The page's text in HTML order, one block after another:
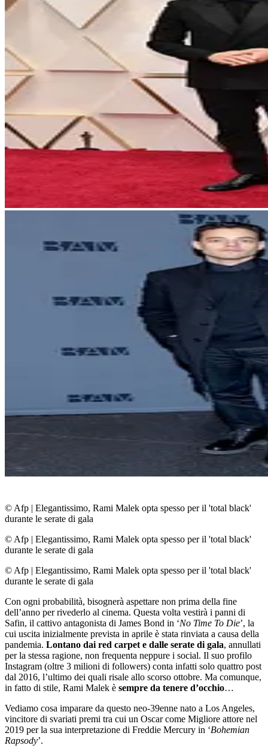
© Afp | Elegantissimo, Rami Malek opta spesso per il 'total black'
durante le serate di gala
© Afp | Elegantissimo, Rami Malek opta spesso per il 'total black'
durante le serate di gala
© Afp | Elegantissimo, Rami Malek opta spesso per il 'total black'
durante le serate di gala
Con ogni probabilità, bisognerà aspettare non prima della fine
dell’anno per rivederlo al cinema. Questa volta vestirà i panni di
Safin, il cattivo antagonista di James Bond in ‘No Time To Die’, la
cui uscita inizialmente prevista in aprile è stata rinviata a causa della
pandemia. Lontano dai red carpet e dalle serate di gala, annullati
per la stessa ragione, non frequenta neppure i social. Il suo profilo
Instagram (oltre 3 milioni di followers) conta infatti solo quattro post
dal 2016, l’ultimo dei quali risale allo scorso ottobre. Ma comunque,
in fatto di stile, Rami Malek è sempre da tenere d’occhio…
Vediamo cosa imparare da questo neo-39enne nato a Los Angeles,
vincitore di svariati premi tra cui un Oscar come Migliore attore nel
2019 per la sua interpretazione di Freddie Mercury in ‘Bohemian
Rapsody’.